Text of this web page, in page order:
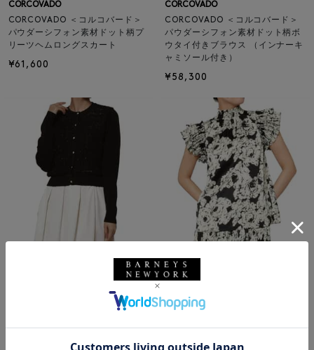
CORCOVADO
CORCOVADO ＜コルコバード＞
パウダーシフォン素材ドット柄プ
リーツヘムロングスカート
¥61,600
CORCOVADO
CORCOVADO ＜コルコバード＞
パウダーシフォン素材ドット柄ボ
ウタイ付きブラウス （インナーキ
ャミソール付き）
¥58,300
CORCOVADO ＜コルコバード＞
ツィードコンビネーション ニット
SALE
ギフトラッピング不可
CORCOVADO
CORCOVADO＜コルコバード＞
¥42,900